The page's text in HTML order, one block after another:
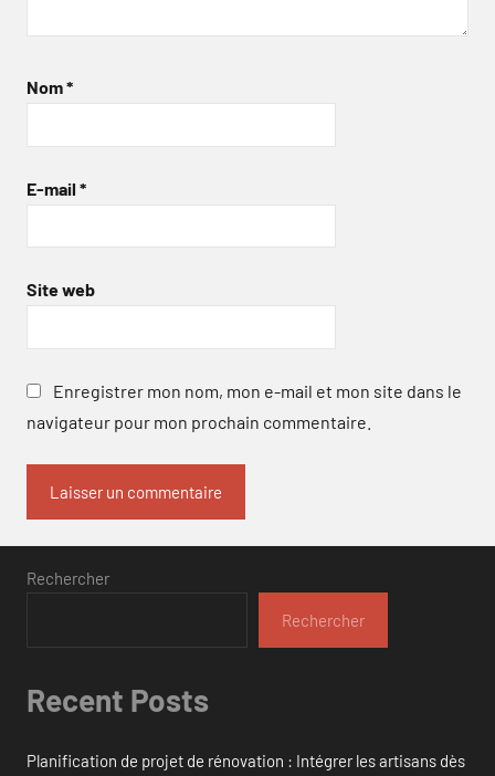
Nom*
E-mail *
Site web
Enregistrer mon nom, mon e-mail et mon site dans le
navigateur pour mon prochain commentaire.
Rechercher
Rechercher
Recent Posts
Planification de projet de rénovation : Intégrer les artisans dès